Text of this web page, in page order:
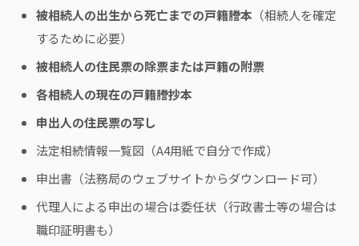
被相続人の出生から死亡までの戸籍謄本 （相続人を確定
するために必要）
被相続人の住民票の除票または戸籍の附票
各相続人の現在の戸籍謄抄本
申出人の住民票の写し
法定相続情報一覧図（A4用紙で自分で作成）
申出書（法務局のウェブサイトからダウンロード可）
代理人による申出の場合は委任状（行政書士等の場合は
職印証明書も）